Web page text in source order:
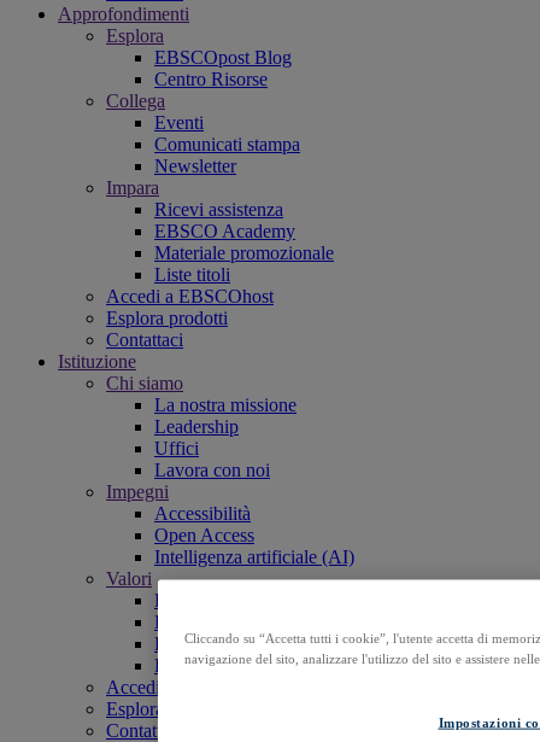
Approfondimenti
Esplora
EBSCOpost Blog
Centro Risorse
Collega
Eventi
Comunicati stampa
Newsletter
Impara
Ricevi assistenza
EBSCO Academy
Materiale promozionale
Liste titoli
Accedi a EBSCOhost
Esplora prodotti
Contattaci
Istituzione
Chi siamo
La nostra missione
Leadership
Uffici
Lavora con noi
Impegni
Accessibilità
Open Access
Intelligenza artificiale (AI)
Valori
Responsabilità aziendale
Le nostre persone e la nostra comunità
Fiducia e sicurezza
Politica per la qualità e la parità di genere
Accedi a EBSCOhost
Esplora prodotti
Contattaci
Cliccando su “Accetta tutti i cookie”, l'utente accetta di
navigazione del sito, analizzare l'utilizzo del sito e assistere
Impostazioni